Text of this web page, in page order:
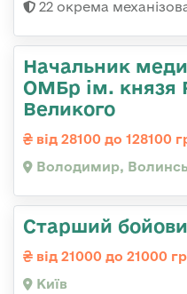
22 окрема
Начальник
ОМБр ім. князя
Великого
від 28100 до 128100
Володимир,
Старший
від 21000 до 21000
Київ